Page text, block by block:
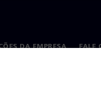
DA EMPRESA FALE